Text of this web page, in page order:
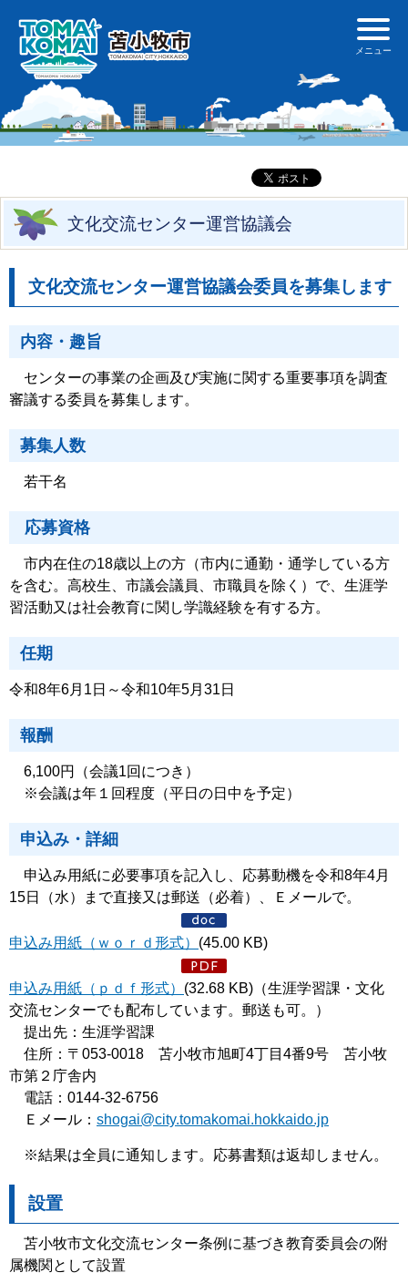
文化交流センター運営協議会
文化交流センター運営協議会委員を募集します
内容・趣旨
センターの事業の企画及び実施に関する重要事項を調査
審議する委員を募集します。
募集人数
若干名
応募資格
市内在住の18歳以上の方（市内に通勤・通学している方
を含む。高校生、市議会議員、市職員を除く）で、生涯学
習活動又は社会教育に関し学識経験を有する方。
任期
令和8年6月1日～令和10年5月31日
報酬
6,100円（会議1回につき）
※会議は年１回程度（平日の日中を予定）
申込み・詳細
申込み用紙に必要事項を記入し、応募動機を令和8年4月
15日（水）まで直接又は郵送（必着）、Ｅメールで。
申込み用紙（ｗｏｒｄ形式） (45.00 KB)
申込み用紙（ｐｄｆ形式） (32.68 KB)（生涯学習課・文化
交流センターでも配布しています。郵送も可。）
提出先：生涯学習課
住所：〒053-0018 苫小牧市旭町4丁目4番9号 苫小牧
市第２庁舎内
電話：0144-32-6756
Ｅメール： shogai@city.tomakomai.hokkaido.jp
※結果は全員に通知します。応募書類は返却しません。
設置
苫小牧市文化交流センター条例に基づき教育委員会の附
属機関として設置